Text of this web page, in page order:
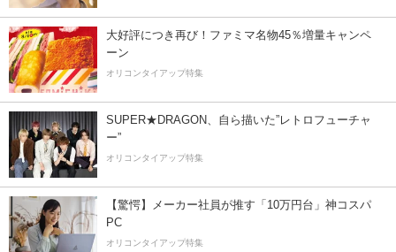
大好評につき再び！ファミマ名物45％増量キャンペ
ーン
オリコンタイアップ特集
SUPER★DRAGON、自ら描いた”レトロフューチャ
ー”
オリコンタイアップ特集
【驚愕】メーカー社員が推す「10万円台」神コスパ
PC
オリコンタイアップ特集